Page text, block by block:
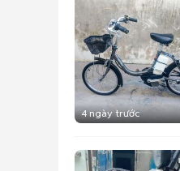
4 ngày trước